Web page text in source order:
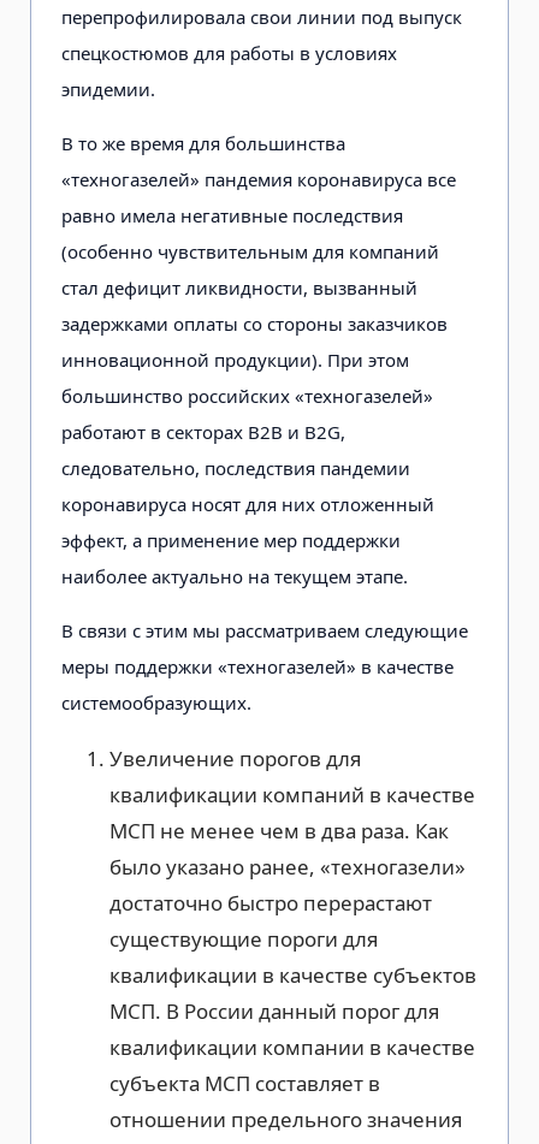
перепрофилировала свои линии под выпуск
спецкостюмов для работы в условиях
эпидемии.
В то же время для большинства
«техногазелей» пандемия коронавируса все
равно имела негативные последствия
(особенно чувствительным для компаний
стал дефицит ликвидности, вызванный
задержками оплаты со стороны заказчиков
инновационной продукции). При этом
большинство российских «техногазелей»
работают в секторах B2B и B2G,
следовательно, последствия пандемии
коронавируса носят для них отложенный
эффект, а применение мер поддержки
наиболее актуально на текущем этапе.
В связи с этим мы рассматриваем следующие
меры поддержки «техногазелей» в качестве
системообразующих.
Увеличение порогов для
квалификации компаний в качестве
МСП не менее чем в два раза. Как
было указано ранее, «техногазели»
достаточно быстро перерастают
существующие пороги для
квалификации в качестве субъектов
МСП. В России данный порог для
квалификации компании в качестве
субъекта МСП составляет в
отношении предельного значения